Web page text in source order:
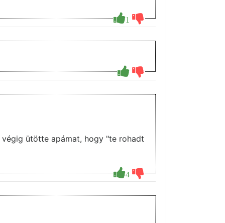
1
4
ütötte apámat, hogy "te rohadt